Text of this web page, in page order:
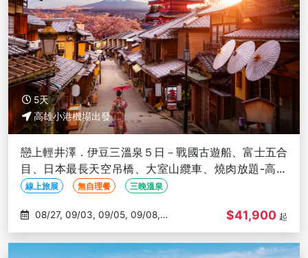
5天
高雄小港機場出發
戀上輕井澤．伊豆三溫泉５日－戰國古遊船、富士五合
目、日本最長天空吊橋、大室山纜車、燒肉放題-高雄
出發
線上旅展 無自理餐 三晚溫泉
09/10
$41,900 起